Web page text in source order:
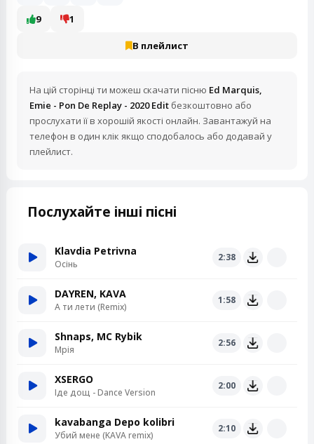
9 1
В плейлист
На цій сторінці ти можеш скачати пісню Ed Marquis,
Emie - Pon De Replay - 2020 Edit безкоштовно або
прослухати її в хорошій якості онлайн. Завантажуй на
телефон в один клік якщо сподобалось або додавай у
плейлист.
Послухайте інші пісні
Klavdia Petrivna
Осінь
2:38
DAYREN, KAVA
А ти лети (Remix)
1:58
Shnaps, MC Rybik
Мрія
2:56
XSERGO
Іде дощ - Dance Version
2:00
kavabanga Depo kolibri
Убий мене (KAVA remix)
2:10